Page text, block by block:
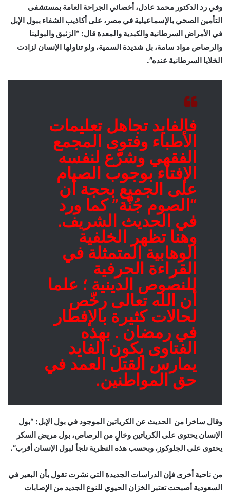
وفي رد الدكتور محمد عادل، أخصائي الجراحة العامة بمستشفى
التأمين الصحي بالإسماعيلية في مصر، على أكاذيب الشفاء ببول الإبل
في الأمراض السرطانية والكبدية والمعدة قال: “الزئبق والبولينا
والرصاص مواد سامة، بل شديدة السمية، ولو تناولها الإنسان لزادت
الخلايا السرطانية عنده”.
فالفايد تجاهل تعليمات
الأطباء وفتوى المجمع
الفقهي وشرّع لنفسه
الإفتاء بوجوب الصيام
على الجميع بحجة أن
“الصوم جُنّة” كما ورد
في الحديث الشريف.
وهنا تظهر الخلفية
الوهابية المتمثلة في
القراءة الحرفية
للنصوص الدينية ؛ علما
أن الله تعالى رخّص
لحالات كثيرة بالإفطار
في رمضان . بهذه
الفتاوى يكون الفايد
يمارس القتل العمد في
حق المواطنين.
وقال ساخرا من الحديث عن الكرياتين الموجود في بول الإبل: “بول
الإنسان يحتوى على الكرياتين وخالٍ من الرصاص، بول مريض السكر
يحتوى على الجلوكوز، وبحسب هذه النظرية نلجأ لبول الإنسان أقرب”.
من ناحية أخرى فإن الدراسات الجديدة التي نشرت تقول بأن البعير في
السعودية أصبحت تعتبر الخزان الحيوي للنوع الجديد من الإصابات